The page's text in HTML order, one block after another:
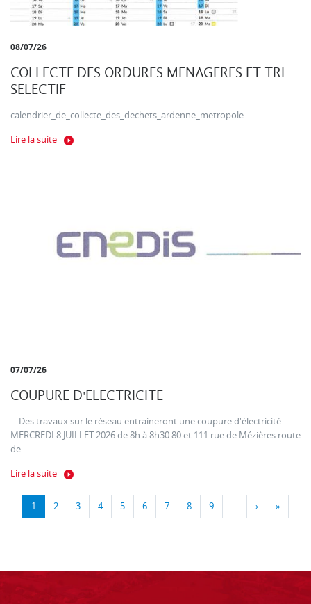
08/07/26
COLLECTE DES ORDURES MENAGERES ET TRI
SELECTIF
calendrier_de_collecte_des_dechets_ardenne_metropole
Lire la suite
07/07/26
COUPURE D'ELECTRICITE
Des travaux sur le réseau entraineront une coupure d'électricité
MERCREDI 8 JUILLET 2026 de 8h à 8h30 80 et 111 rue de Mézières route
de...
Lire la suite
1 2 3 4 5 6 7 8 9 … › »